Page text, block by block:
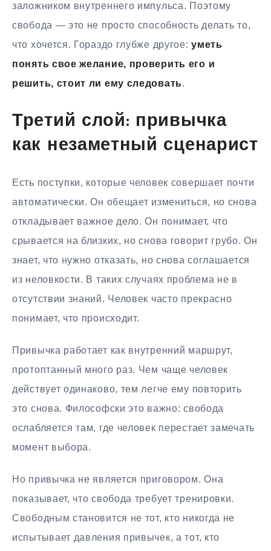
заложником внутреннего импульса. Поэтому
свобода — это не просто способность делать то,
что хочется. Гораздо глубже другое:уметь
понять свое желание, проверить его и
решить, стоит ли ему следовать.
Третий слой: привычка
как незаметный сценарист
Есть поступки, которые человек совершает почти
автоматически. Он обещает измениться, но снова
откладывает важное дело. Он понимает, что
срывается на близких, но снова говорит грубо. Он
знает, что нужно отказать, но снова соглашается
из неловкости. В таких случаях проблема не в
отсутствии знаний. Человек часто прекрасно
понимает, что происходит.
Привычка работает как внутренний маршрут,
протоптанный много раз. Чем чаще человек
действует одинаково, тем легче ему повторить
это снова. Философски это важно: свобода
ослабляется там, где человек перестает замечать
момент выбора.
Но привычка не является приговором. Она
показывает, что свобода требует тренировки.
Свободным становится не тот, кто никогда не
испытывает давления привычек, а тот, кто